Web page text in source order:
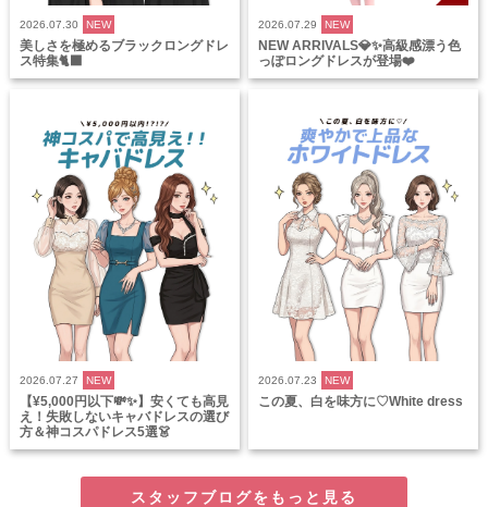
2026.07.30 NEW
美しさを極めるブラックロングドレ
ス特集🐈‍⬛
2026.07.29 NEW
NEW ARRIVALS💎✨高級感漂う色
っぽロングドレスが登場❤️
2026.07.27 NEW
【¥5,000円以下💸✨】安くても高見
え！失敗しないキャバドレスの選び
方＆神コスパドレス5選👗
2026.07.23 NEW
この夏、白を味方に♡White dress
スタッフブログをもっと見る